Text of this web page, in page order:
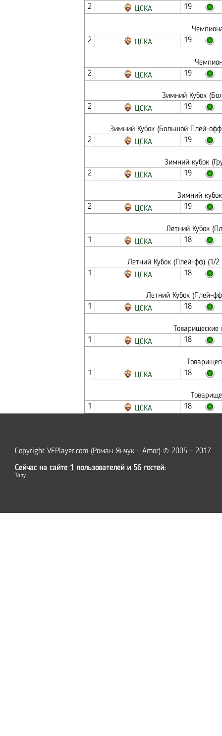
2 ЦСКА 19
2
ЦСКА 19
2
ЦСКА 19
Зимний Кубок
2
ЦСКА 19
Зимний Кубок (Большой Плей-
2
ЦСКА 19
Зимний кубок
2
ЦСКА 19
Зимний
2
ЦСКА 19
Летний Кубок
1
ЦСКА 18
Летний Кубок (Плей-фф) (1/
1
ЦСКА 18
Летний Кубок (Плей-
1
ЦСКА 18
1
ЦСКА 18
1
ЦСКА 18
1
ЦСКА 18
Copyright VFPlayer.com (Роман Янчук - Amor) © 2005 - 2017
Сейчас на сайте 1 пользователей и 56 гостей:
Tony